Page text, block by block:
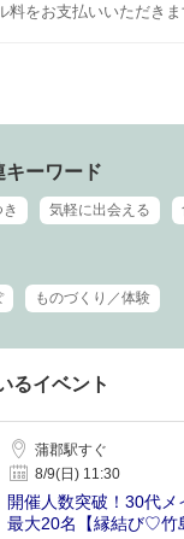
料をお支払いいただきま
キーワード
気軽に出会える
ものづくり／体験
るイベント
蒲郡駅すぐ
8/9(日) 11:30
開催人数突破！30代メ
最大20名【縁結び♡竹